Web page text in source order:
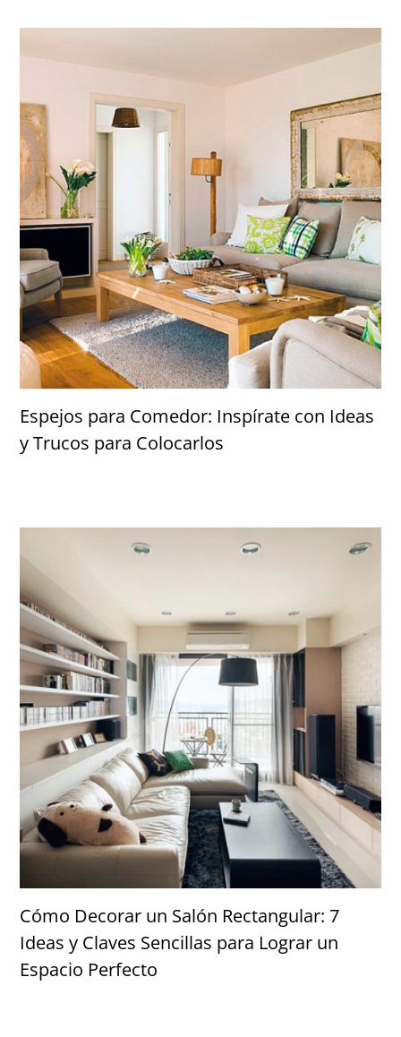
Espejos para Comedor: Inspírate con Ideas
y Trucos para Colocarlos
Cómo Decorar un Salón Rectangular: 7
Ideas y Claves Sencillas para Lograr un
Espacio Perfecto